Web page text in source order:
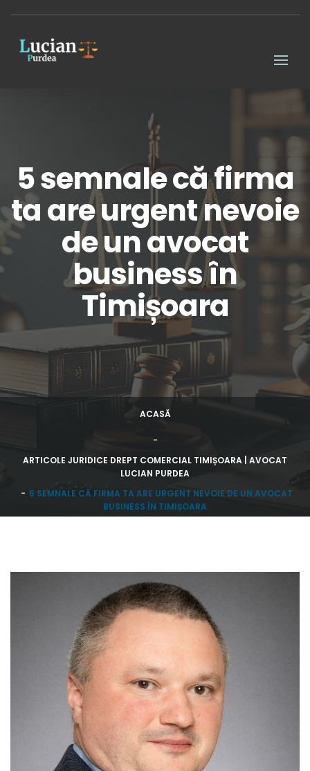
5 semnale că firma
ta are urgent nevoie
de un avocat
business în
Timișoara
ACASĂ
ARTICOLE JURIDICE DREPT COMERCIAL TIMIȘOARA | AVOCAT
LUCIAN PURDEA
5 SEMNALE CĂ FIRMA TA ARE URGENT NEVOIE DE UN AVOCAT
BUSINESS ÎN TIMIȘOARA